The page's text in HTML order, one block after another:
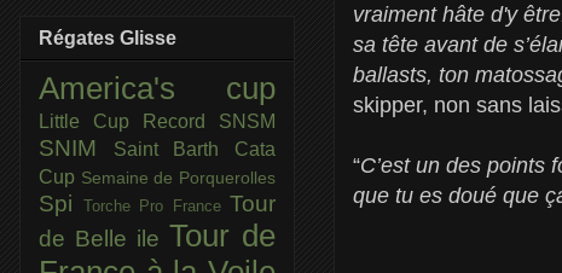
vraiment hâte d'y
sa tête avant de
ballasts, ton
skipper, non sans
“C’est un des points
que tu es doué que
Régates Glisse
America's cup
Little Cup Record SNSM
SNIM
Saint Barth Cata
Cup Semaine de Porquerolles
Spi Torche Pro France Tour
de Belle ile Tour de